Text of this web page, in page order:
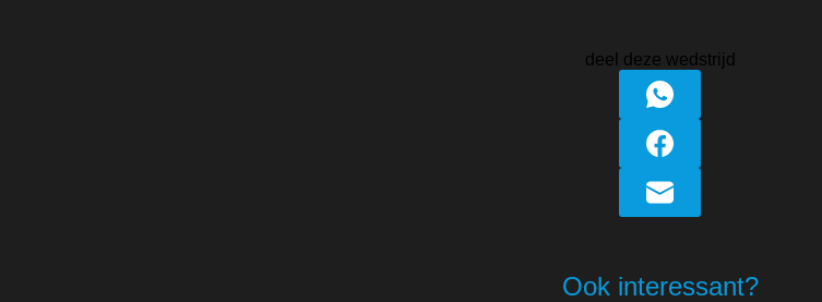
deel deze wedstrijd
Ook interessant?